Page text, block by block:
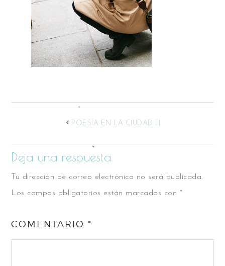
POESÍA EN LA CIUDAD III
Deja una respuesta
Tu dirección de correo electrónico no será publicada.
Los campos obligatorios están marcados con *
COMENTARIO*